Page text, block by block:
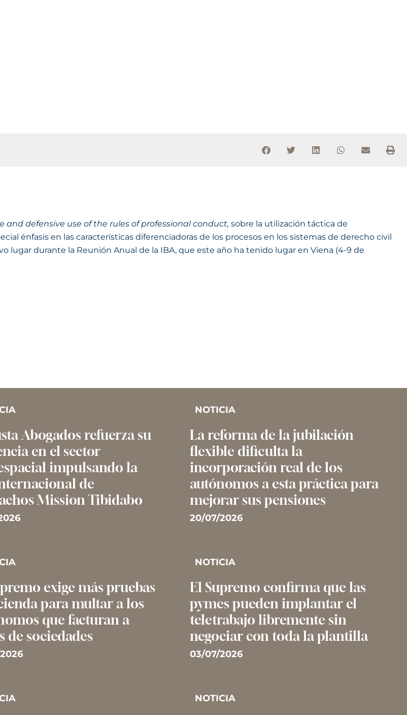
defensive use of the rules of professional conduct, sobre la utilización táctica de
énfasis en las características diferenciadoras de los procesos en los sistemas de derecho civil
lugar durante la Reunión Anual de la IBA, que este año ha tenido lugar en Viena (4-9 de
Abogados refuerza su
en el sector
impulsando la
de
Mission Tibidabo
NOTICIA
La reforma de la jubilación
flexible dificulta la
incorporación real de los
autónomos a esta práctica para
mejorar sus pensiones
20/07/2026
exige más pruebas
para multar a los
que facturan a
de sociedades
NOTICIA
El Supremo confirma que las
pymes pueden implantar el
teletrabajo libremente sin
negociar con toda la plantilla
03/07/2026
NOTICIA